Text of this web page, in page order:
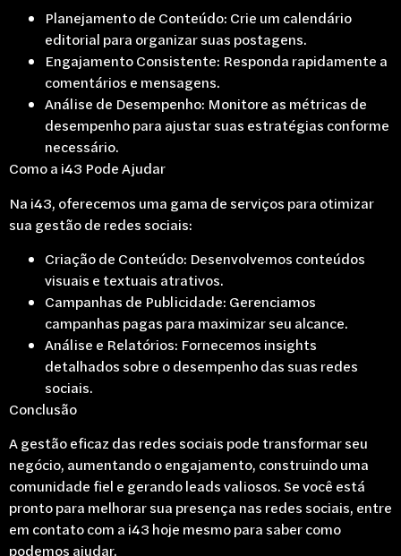
Planejamento de Conteúdo: Crie um calendário
editorial para organizar suas postagens.
Engajamento Consistente: Responda rapidamente a
comentários e mensagens.
Análise de Desempenho: Monitore as métricas de
desempenho para ajustar suas estratégias conforme
necessário.
Como a i43 Pode Ajudar
Na i43, oferecemos uma gama de serviços para otimizar
sua gestão de redes sociais:
Criação de Conteúdo: Desenvolvemos conteúdos
visuais e textuais atrativos.
Campanhas de Publicidade: Gerenciamos
campanhas pagas para maximizar seu alcance.
Análise e Relatórios: Fornecemos insights
detalhados sobre o desempenho das suas redes
sociais.
Conclusão
A gestão eficaz das redes sociais pode transformar seu
negócio, aumentando o engajamento, construindo uma
comunidade fiel e gerando leads valiosos. Se você está
pronto para melhorar sua presença nas redes sociais, entre
em contato com a i43 hoje mesmo para saber como
podemos ajudar.